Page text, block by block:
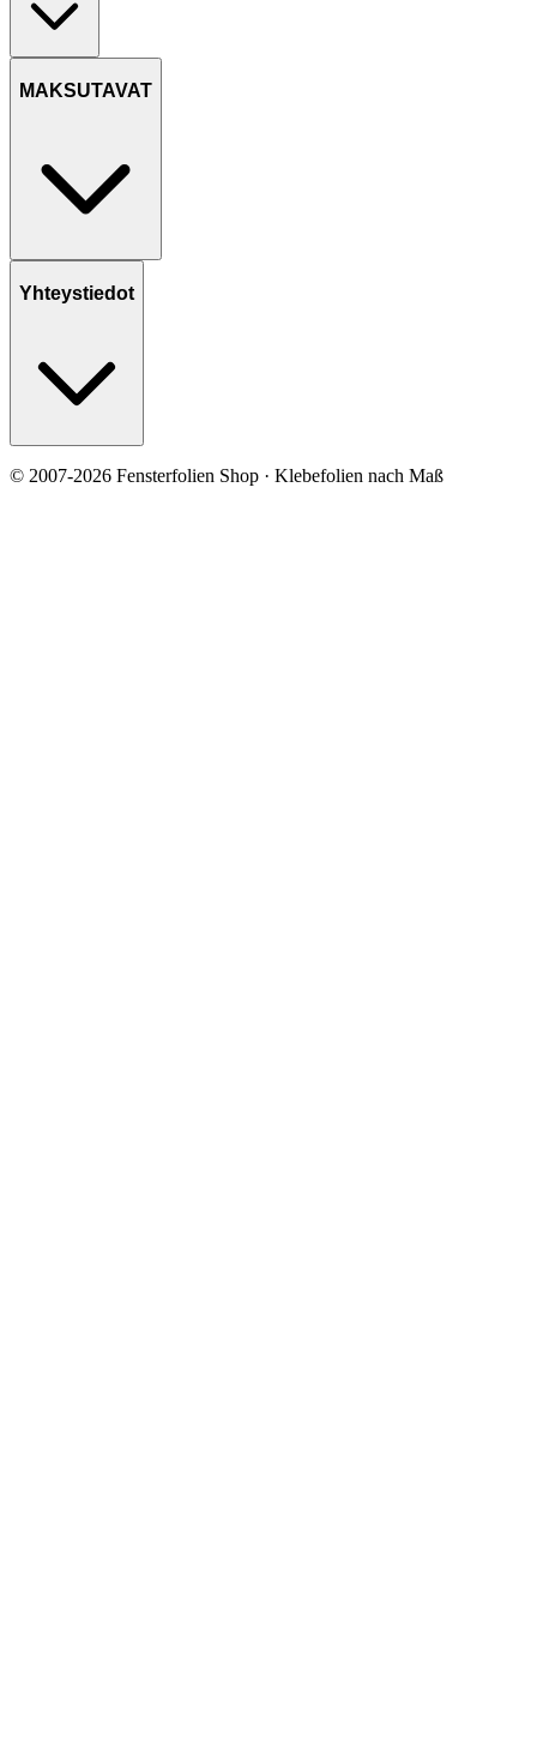
MAKSUTAVAT
Yhteystiedot
© 2007-2026 Fensterfolien Shop · Klebefolien nach Maß